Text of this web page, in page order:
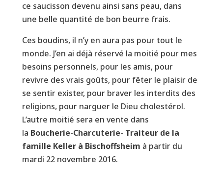
ce saucisson devenu ainsi sans peau, dans
une belle quantité de bon beurre frais.
Ces boudins, il n’y en aura pas pour tout le
monde. J’en ai déjà réservé la moitié pour mes
besoins personnels, pour les amis, pour
revivre des vrais goûts, pour fêter le plaisir de
se sentir exister, pour braver les interdits des
religions, pour narguer le Dieu cholestérol.
L’autre moitié sera en vente dans
la Boucherie-Charcuterie- Traiteur de la
famille Keller à Bischoffsheim à partir du
mardi 22 novembre 2016.